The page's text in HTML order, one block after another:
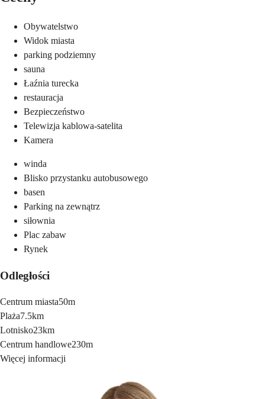
Obywatelstwo
Widok miasta
parking podziemny
sauna
Łaźnia turecka
restauracja
Bezpieczeństwo
Telewizja kablowa-satelita
Kamera
winda
Blisko przystanku autobusowego
basen
Parking na zewnątrz
siłownia
Plac zabaw
Rynek
Odległości
Centrum miasta50m
Plaża7.5km
Lotnisko23km
Centrum handlowe230m
Więcej informacji